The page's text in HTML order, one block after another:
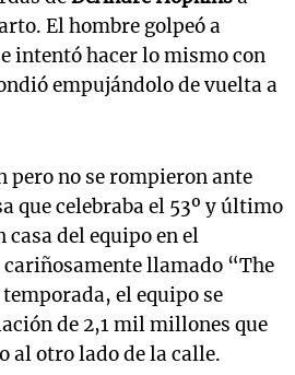
El hombre golpeó a
e intentó hacer lo mismo con
empujándolo de vuelta a
pero no se rompieron ante
que celebraba el 53º y último
del equipo en el
cariñosamente llamado “The
el equipo se
de 2,1 mil millones que
al otro lado de la calle.